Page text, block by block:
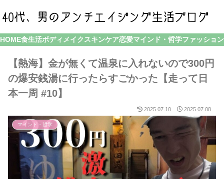
HOME食生活ボディメイク スキンケア恋愛マインド・哲学ファッション
【熱海】金が無くて温泉に入れないので300円
の爆安銭湯に行ったらすごかった【走って日
本一周 #10】
2025.07.10 2025.07.08
マインド・哲学